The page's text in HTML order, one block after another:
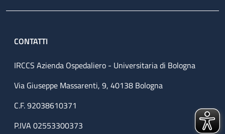
CONTATTI
IRCCS Azienda Ospedaliero - Universitaria di Bologna
Via Giuseppe Massarenti, 9, 40138 Bologna
C.F. 92038610371
P.IVA 02553300373